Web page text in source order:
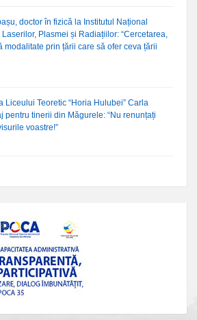
doctor în fizică la Institutul Național
Plasmei și Radiațiilor: “Cercetarea,
modalitate prin țării care să ofer ceva țării
Liceului Teoretic “Horia Hulubei” Carla
pentru tinerii din Măgurele: “Nu renunțați
voastre!”